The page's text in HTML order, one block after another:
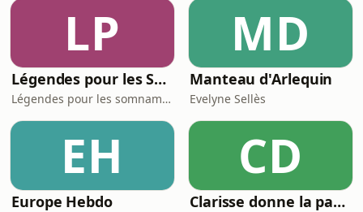
LP
Légendes pour les Somnambules - Mythes et Histoires pour dormir
Légendes pour les somnambules
MD
Manteau d'Arlequin
Evelyne Sellès
EH
Europe Hebdo
CD
Clarisse donne la parole aux papas. Comment concilier la vie pro et la vie privée?